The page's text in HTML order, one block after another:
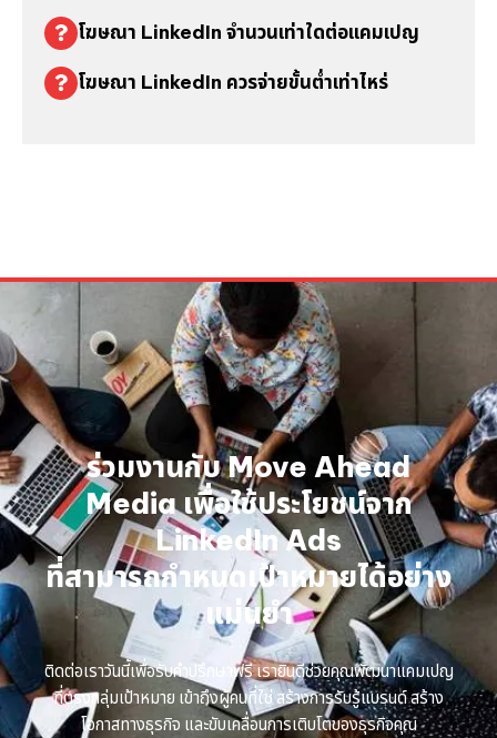
โฆษณา LinkedIn จำนวนเท่าใดต่อแคมเปญ
โฆษณา LinkedIn ควรจ่ายขั้นต่ำเท่าไหร่
ร่วมงานกับ Move Ahead
Media เพื่อใช้ประโยชน์จาก
LinkedIn Ads
ที่สามารถกำหนดเป้าหมายได้อย่าง
แม่นยำ
ติดต่อเราวันนี้เพื่อรับคำปรึกษาฟรี เรายินดีช่วยคุณพัฒนาแคมเปญ
ที่ตรงกลุ่มเป้าหมาย เข้าถึงผู้คนที่ใช่ สร้างการรับรู้แบรนด์ สร้าง
โอกาสทางธุรกิจ และขับเคลื่อนการเติบโตของธุรกิจคุณ